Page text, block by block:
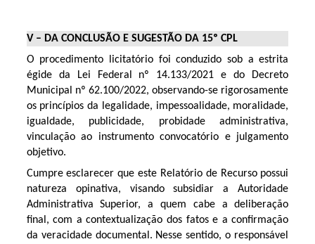
V – DA CONCLUSÃO E SUGESTÃO DA 15º CPL
O procedimento licitatório foi conduzido sob a estrita
égide da Lei Federal nº 14.133/2021 e do Decreto
Municipal nº 62.100/2022, observando-se rigorosamente
os princípios da legalidade, impessoalidade, moralidade,
igualdade, publicidade, probidade administrativa,
vinculação ao instrumento convocatório e julgamento
objetivo.
Cumpre esclarecer que este Relatório de Recurso possui
natureza opinativa, visando subsidiar a Autoridade
Administrativa Superior, a quem cabe a deliberação
final, com a contextualização dos fatos e a confirmação
da veracidade documental. Nesse sentido, o responsável